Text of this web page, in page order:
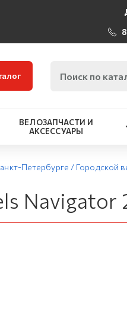
ВЕЛОЗАПЧАСТИ И
АКСЕССУАРЫ
Петербурге / Городской
Navigator